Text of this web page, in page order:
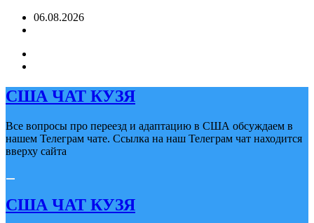
Перейти06.08.2026
США ЧАТ КУЗЯ
Все вопросы про переезд и адаптацию в США обсуждаем в
нашем Телеграм чате. Ссылка на наш Телеграм чат находится
вверху сайта
США ЧАТ КУЗЯ